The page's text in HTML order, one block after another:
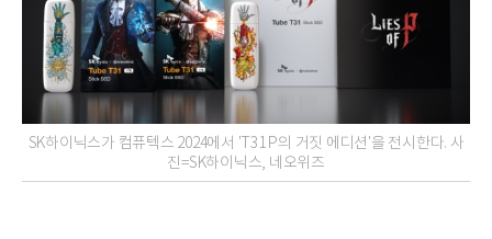
SK하이닉스가 컴퓨텍스 2024에서 'T31 P의 거짓 에디션'을 전시한다. 사
진=SK하이닉스, 네오위즈